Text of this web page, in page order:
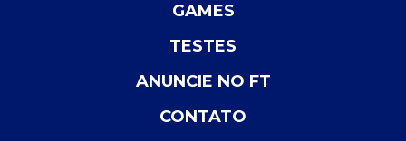
GAMES
TESTES
ANUNCIE NO FT
CONTATO